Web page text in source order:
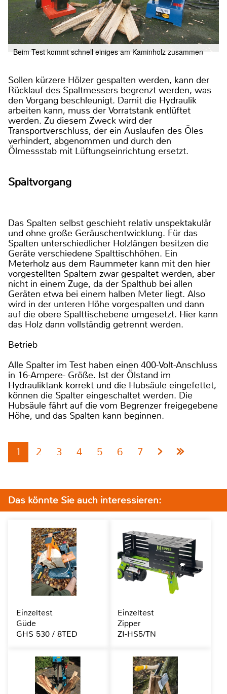
Beim Test kommt schnell einiges am Kaminholz zusammen
Sollen kürzere Hölzer gespalten werden, kann der
Rücklauf des Spaltmessers begrenzt werden, was
den Vorgang beschleunigt. Damit die Hydraulik
arbeiten kann, muss der Vorratstank entlüftet
werden. Zu diesem Zweck wird der
Transportverschluss, der ein Auslaufen des Öles
verhindert, abgenommen und durch den
Ölmessstab mit Lüftungseinrichtung ersetzt.
Spaltvorgang
Das Spalten selbst geschieht relativ unspektakulär
und ohne große Geräuschentwicklung. Für das
Spalten unterschiedlicher Holzlängen besitzen die
Geräte verschiedene Spalttischhöhen. Ein
Meterholz aus dem Raummeter kann mit den hier
vorgestellten Spaltern zwar gespaltet werden, aber
nicht in einem Zuge, da der Spalthub bei allen
Geräten etwa bei einem halben Meter liegt. Also
wird in der unteren Höhe vorgespalten und dann
auf die obere Spalttischebene umgesetzt. Hier kann
das Holz dann vollständig getrennt werden.
Betrieb
Alle Spalter im Test haben einen 400-Volt-Anschluss
in 16-Ampere- Größe. Ist der Ölstand im
Hydrauliktank korrekt und die Hubsäule eingefettet,
können die Spalter eingeschaltet werden. Die
Hubsäule fährt auf die vom Begrenzer freigegebene
Höhe, und das Spalten kann beginnen.
1 2 3 4 5 6 7
Das könnte Sie auch interessieren:
Einzeltest
Güde
GHS 530 / 8TED
Einzeltest
Zipper
ZI-HS5/TN